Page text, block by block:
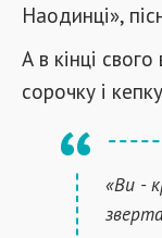
Наодинці»,
А в кінці
сорочку і
«Ви -